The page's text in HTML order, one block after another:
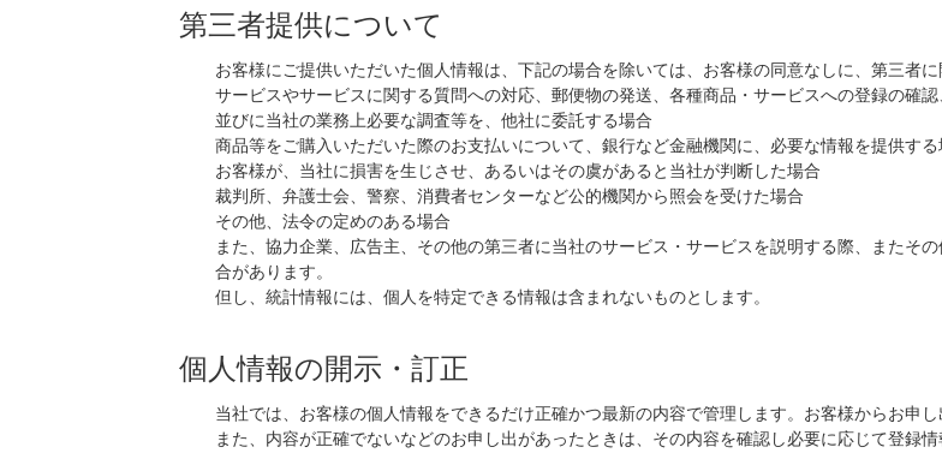
第三者提供について
お客様にご提供いただいた個人情報は、下記の場合を除いては、お客様の同意なしに、第三者に
サービスやサービスに関する質問への対応、郵便物の発送、各種商品・サービスへの登録の確
並びに当社の業務上必要な調査等を、他社に委託する場合
商品等をご購入いただいた際のお支払いについて、銀行など金融機関に、必要な情報を提供する
お客様が、当社に損害を生じさせ、あるいはその虞があると当社が判断した場合
裁判所、弁護士会、警察、消費者センターなど公的機関から照会を受けた場合
その他、法令の定めのある場合
また、協力企業、広告主、その他の第三者に当社のサービス・サービスを説明する際、またそ
合があります。
但し、統計情報には、個人を特定できる情報は含まれないものとします。
個人情報の開示・訂正
当社では、お客様の個人情報をできるだけ正確かつ最新の内容で管理します。お客様からお申
また、内容が正確でないなどのお申し出があったときは、その内容を確認し必要に応じて登録